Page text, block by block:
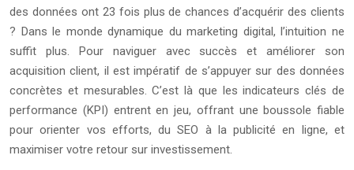
des données ont 23 fois plus de chances d’acquérir des clients
? Dans le monde dynamique du marketing digital, l’intuition ne
suffit plus. Pour naviguer avec succès et améliorer son
acquisition client, il est impératif de s’appuyer sur des données
concrètes et mesurables. C’est là que les indicateurs clés de
performance (KPI) entrent en jeu, offrant une boussole fiable
pour orienter vos efforts, du SEO à la publicité en ligne, et
maximiser votre retour sur investissement.